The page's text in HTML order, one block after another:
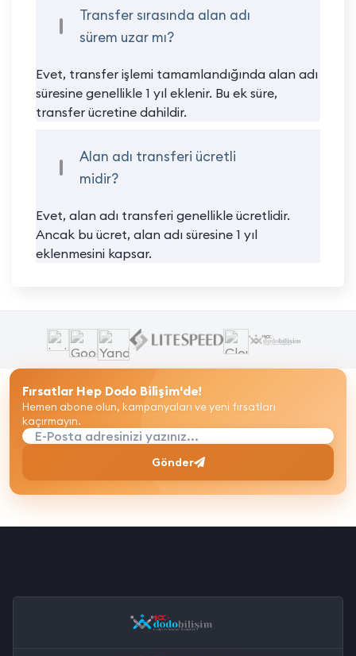
Transfer sırasında alan adı
sürem uzar mı?
Evet, transfer işlemi tamamlandığında alan adı
süresine genellikle 1 yıl eklenir. Bu ek süre,
transfer ücretine dahildir.
Alan adı transferi ücretli
midir?
Evet, alan adı transferi genellikle ücretlidir.
Ancak bu ücret, alan adı süresine 1 yıl
eklenmesini kapsar.
Fırsatlar Hep Dodo Bilişim'de!
Hemen abone olun, kampanyaları ve yeni fırsatları
kaçırmayın.
E-Posta adresinizi yazınız...
Gönder